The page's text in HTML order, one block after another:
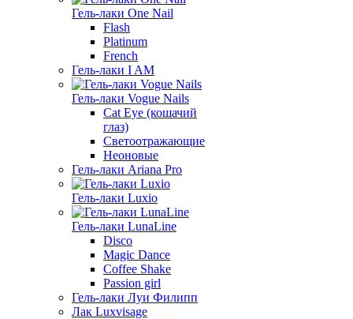
Гель-лаки One Nail
Flash
Platinum
French
Гель-лаки I AM
Гель-лаки Vogue Nails
Cat Eye (кошачий
глаз)
Светоотражающие
Неоновые
Гель-лаки Ariana Pro
Гель-лаки Luxio
Гель-лаки LunaLine
Disco
Magic Dance
Coffee Shake
Passion girl
Гель-лаки Луи Филипп
Лак Luxvisage